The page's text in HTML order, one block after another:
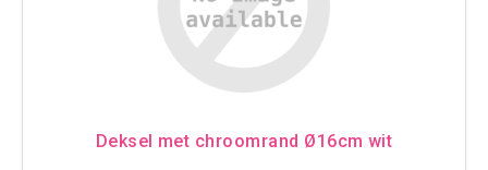
Deksel met chroomrand Ø16cm wit